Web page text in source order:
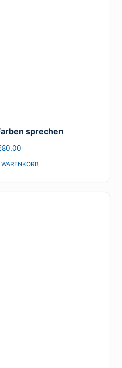
sprechen
80,00